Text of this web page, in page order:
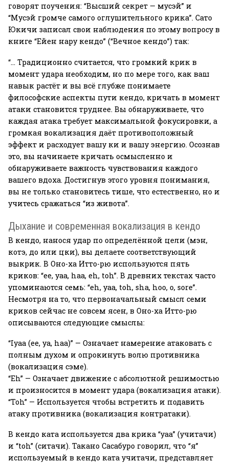
говорят поучения: “Высший секрет — мусэй” и
“Мусэй громче самого оглушительного крика”. Сато
Юкичи записал свои наблюдения по этому вопросу в
книге “Ейен нару кендо” (“Вечное кендо”) так:
“… Традиционно считается, что громкий крик в
момент удара необходим, но по мере того, как ваш
навык растёт и вы всё глубже понимаете
философские аспекты пути кендо, кричать в момент
атаки становится труднее. Вы обнаруживаете, что
каждая атака требует максимальной фокусировки, а
громкая вокализация даёт противоположный
эффект и расходует вашу ки и вашу энергию. Осознав
это, вы начинаете кричать осмысленно и
обнаруживаете важность чувствования каждого
вашего вдоха. Достигнув этого уровня понимания,
вы не только становитесь тише, что естественно, но и
учитесь сражаться “из живота”.
Дыхание и современная вокализация в кендо
В кендо, нанося удар по определённой цели (мэн,
котэ, до или цки), вы делаете соответствующий
выкрик. В Оно-ха Итто-рю используются пять
криков: “ee, yaa, haa, eh, toh”. В древних текстах часто
упоминаются семь: “eh, yaa, toh, sha, hoo, o, sore”.
Несмотря на то, что первоначальный смысл семи
криков сейчас не совсем ясен, в Оно-ха Итто-рю
описываются следующие смыслы:
“Iyaa (ee, ya, haa)” — Означает намерение атаковать с
полным духом и опрокинуть волю противника
(вокализация сэме).
“Eh” — Означает движение с абсолютной решимостью
и произносится в момент удара (вокализация атаки).
“Toh” — Используется чтобы встретить и подавить
атаку противника (вокализация контратаки).
В кендо ката используется два крика “yaa” (учитачи)
и “toh” (ситачи). Такано Сасабуро говорил, что “я”
используемый в кендо ката учитачи, представляет